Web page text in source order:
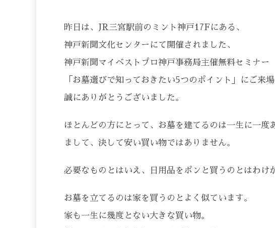
昨日は、JR三宮駅前のミント神戸17Fにある、
神戸新聞文化センターにて開催されました、
神戸新聞マイベストプロ神戸事務局主催無料セミナー
「お墓選びで知っておきたい5つのポイント」にご来場
誠にありがとうございました。
ほとんどの方にとって、お墓を建てるのは一生に一度
まして、決して安い買い物ではありません。
必要なものとはいえ、日用品をポンと買うのとはわけ
お墓を立てるのは家を買うのとよく似ています。
家も一生に幾度とない大きな買い物。